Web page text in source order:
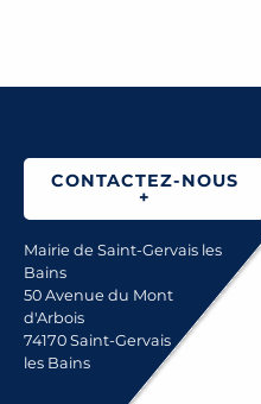
CONTACTEZ-NOUS
+
Mairie de Saint-Gervais les
Bains
50 Avenue du Mont
d'Arbois
74170 Saint-Gervais
les Bains